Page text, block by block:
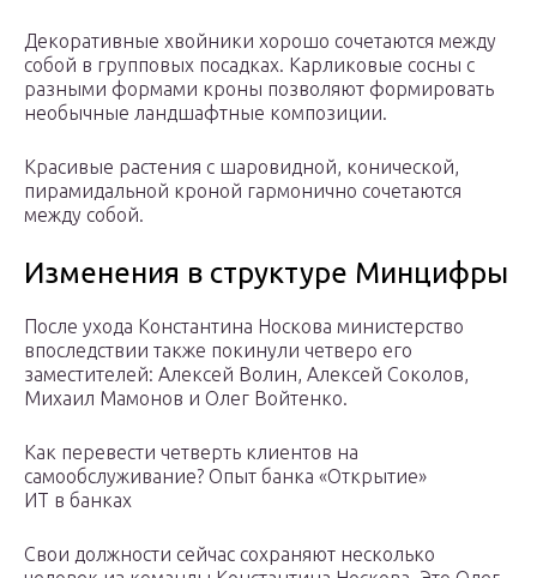
Декоративные хвойники хорошо сочетаются между
собой в групповых посадках. Карликовые сосны с
разными формами кроны позволяют формировать
необычные ландшафтные композиции.
Красивые растения с шаровидной, конической,
пирамидальной кроной гармонично сочетаются
между собой.
Изменения в структуре Минцифры
После ухода Константина Носкова министерство
впоследствии также покинули четверо его
заместителей: Алексей Волин, Алексей Соколов,
Михаил Мамонов и Олег Войтенко.
Как перевести четверть клиентов на
самообслуживание? Опыт банка «Открытие»
ИТ в банках
Свои должности сейчас сохраняют несколько